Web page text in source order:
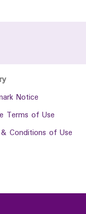
Notice
Terms of Use
Conditions of Use